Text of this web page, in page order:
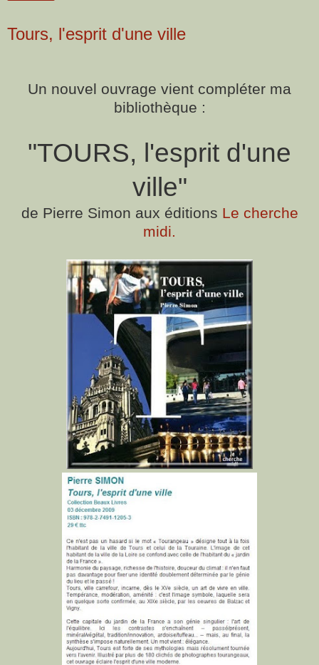
Tours, l'esprit d'une ville
Un nouvel ouvrage vient compléter ma
bibliothèque :
"TOURS, l'esprit d'une
ville"
de Pierre Simon aux éditions Le cherche
midi.